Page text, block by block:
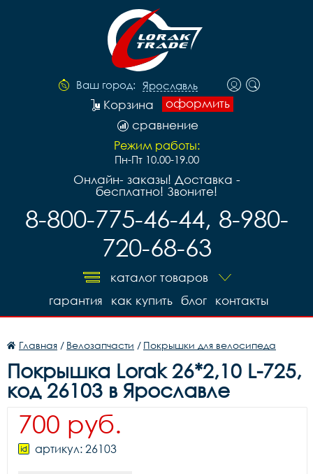
Ваш город: Ярославль
оформить
Корзина
сравнение
Режим работы:
Пн-Пт 10.00-19.00
Онлайн- заказы! Доставка -
бесплатно! Звоните!
8-800-775-46-44, 8-980-
720-68-63
каталог товаров
контакты
блог
как купить
гарантия
Главная / Велозапчасти / Покрышки для велосипеда
Покрышка Lorak 26*2,10 L-725,
код 26103 в Ярославле
700 руб.
артикул: 26103